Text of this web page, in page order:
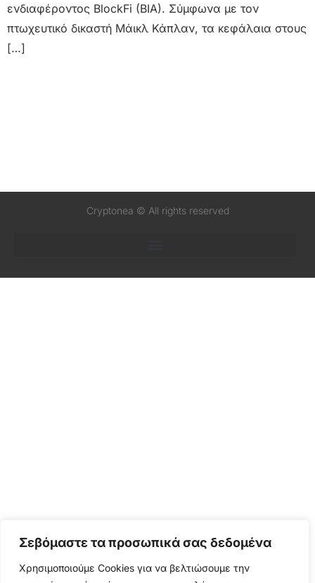
Σεβόμαστε τα προσωπικά σας δεδομένα
Χρησιμοποιούμε Cookies για να βελτιώσουμε την
ενδιαφέροντος BlockFi (BIA). Σύμφωνα με τον
πτωχευτικό δικαστή Μάικλ Κάπλαν, τα κεφάλαια στους
[…]
Cryptonea © All rights reserved